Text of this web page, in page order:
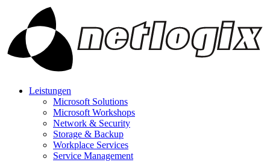
Leistungen
Microsoft Solutions
Microsoft Workshops
Network & Security
Storage & Backup
Workplace Services
Service Management